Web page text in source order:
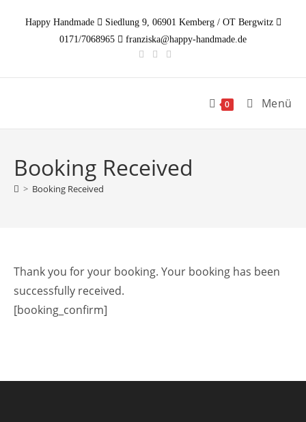
InhaltHappy Handmade
Siedlung 9, 06901 Kemberg / OT Bergwitz
0171/7068965
franziska@happy-handmade.de
0 Menü
Booking Received
> Booking Received
Thank you for your booking. Your booking has been
successfully received.
[booking_confirm]